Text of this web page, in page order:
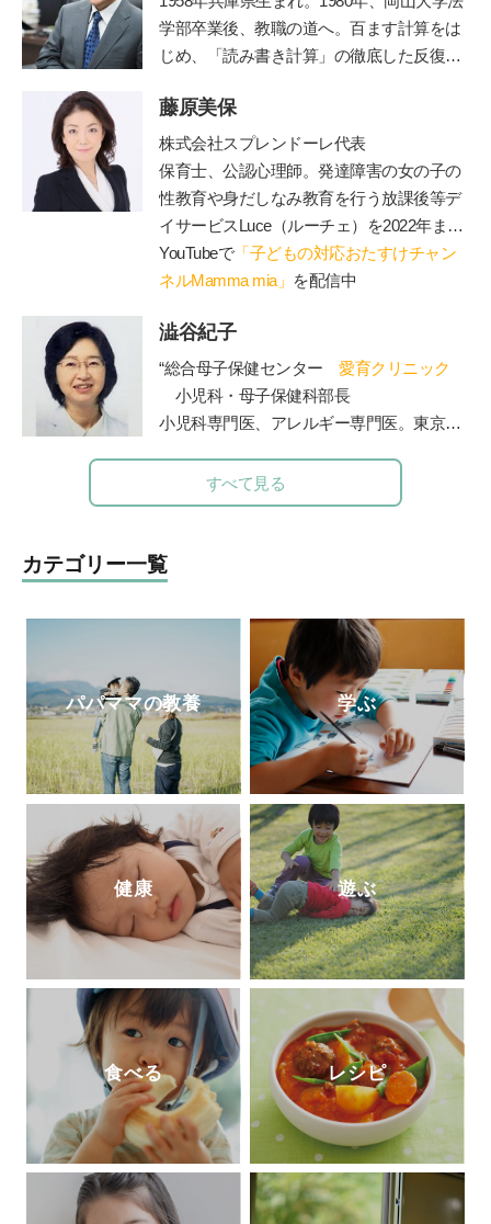
学部卒業後、教職の道へ。百ます計算をは
じめ、「読み書き計算」の徹底した反復学
の学力を驚異的に向上させた。その指導法
である「陰山メソッド」は、教育者、保護
者から注目を集め、「陰山メソッド」を教
材かした『徹底反復シリーズ』は、総計77
0万部の大ベストセラーとなっている。現
在、YouTube『陰山英男公式チャンネル』
で授業や講演を公開して注目を集めてい
藤原美保
株式会社スプレンドーレ代表
保育士、公認心理師。発達障害の女の子の
性教育や身だしなみ教育を行う放課後等デ
イサービスLuce（ルーチェ）を2022年まで
運営。現在は障害のあるお子さんと保護者
が一緒に通うことができる脱毛サロン
育てや療育相談、事業所での性教育のやり
方、職員研修やコンサル、講演等を行う。
著書に『発達障害の女の子のお母さんが、
早めに知っておきたい「47のルール」』、
っておいて良かったこと
（エッセンシ
ャル出版社）、『発達障害の女の子の「自
研究所）がある。
YouTubeで「子どもの対応おたすけチャン
ネルMamma mia」 を配信中
澁谷紀子
“総合母子保健センター 愛育クリニック
小児科・母子保健科部長
小児科専門医、アレルギー専門医。東京大
東日本関東病院小児科などを経て現職。４
人の女の子の母でもある。”
すべて見る
カテゴリー一覧
パパママの教養 学ぶ
健康 遊ぶ
食べる レシピ